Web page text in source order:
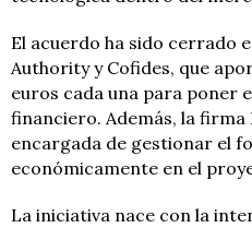
El acuerdo ha sido cerrado
Authority y Cofides, que
euros cada una para poner
financiero. Además, la
encargada de gestionar el
económicamente en el
La iniciativa nace con la